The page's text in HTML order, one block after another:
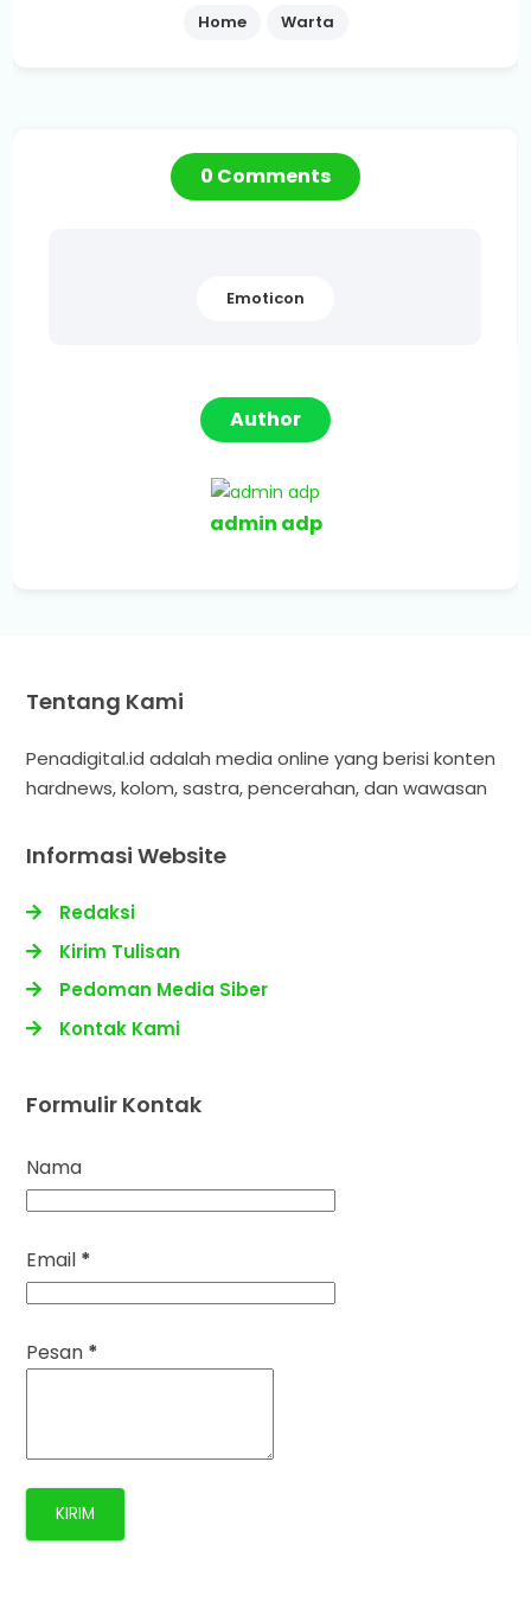
Home Warta
0 Comments
Emoticon
Author
admin adp
Tentang Kami
Penadigital.id adalah media online yang berisi konten
hardnews, kolom, sastra, pencerahan, dan wawasan
Informasi Website
Redaksi
Kirim Tulisan
Pedoman Media Siber
Kontak Kami
Formulir Kontak
Nama
Email *
Pesan *